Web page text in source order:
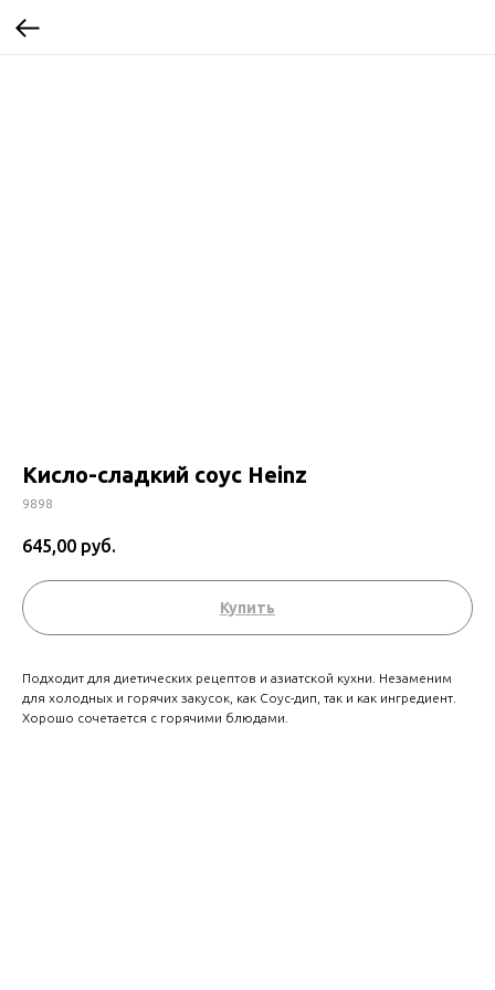
Кисло-сладкий соус Heinz
9898
645,00 руб.
Купить
Подходит для диетических рецептов и азиатской кухни. Незаменим
для холодных и горячих закусок, как Соус-дип, так и как ингредиент.
Хорошо сочетается с горячими блюдами.